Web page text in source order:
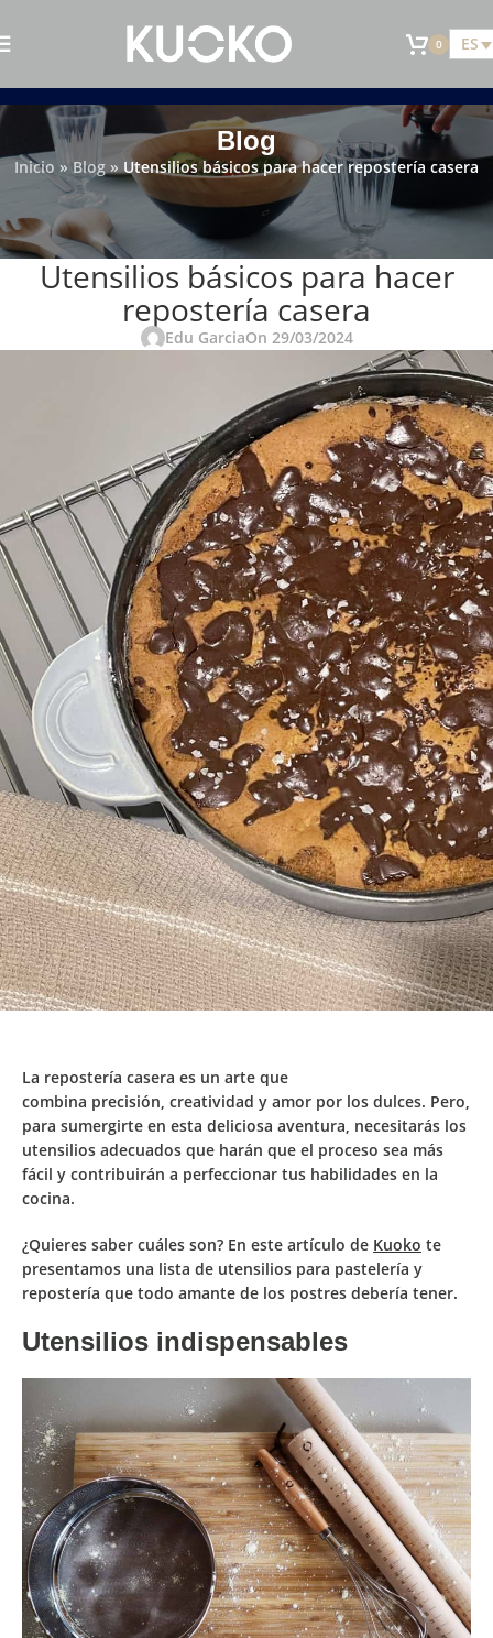
0 ES
Blog
Inicio »Blog »Utensilios básicos para hacer repostería casera
KUOKO
Utensilios básicos para hacer
repostería casera
Edu GarciaOn 29/03/2024
La repostería casera es un arte que
combina precisión, creatividad y amor por los dulces. Pero,
para sumergirte en esta deliciosa aventura, necesitarás los
utensilios adecuados que harán que el proceso sea más
fácil y contribuirán a perfeccionar tus habilidades en la
cocina.
¿Quieres saber cuáles son? En este artículo de Kuoko te
presentamos una lista de utensilios para pastelería y
repostería que todo amante de los postres debería tener.
Utensilios indispensables